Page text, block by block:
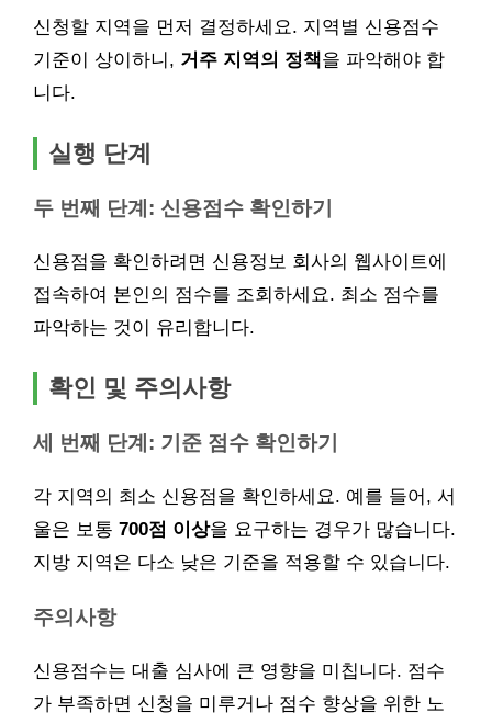
신청할 지역을 먼저 결정하세요. 지역별 신용점수
기준이 상이하니, 거주 지역의 정책을 파악해야 합
니다.
실행 단계
두 번째 단계: 신용점수 확인하기
신용점을 확인하려면 신용정보 회사의 웹사이트에
접속하여 본인의 점수를 조회하세요. 최소 점수를
파악하는 것이 유리합니다.
확인 및 주의사항
세 번째 단계: 기준 점수 확인하기
각 지역의 최소 신용점을 확인하세요. 예를 들어, 서
울은 보통 700점 이상을 요구하는 경우가 많습니다.
지방 지역은 다소 낮은 기준을 적용할 수 있습니다.
주의사항
신용점수는 대출 심사에 큰 영향을 미칩니다. 점수
가 부족하면 신청을 미루거나 점수 향상을 위한 노